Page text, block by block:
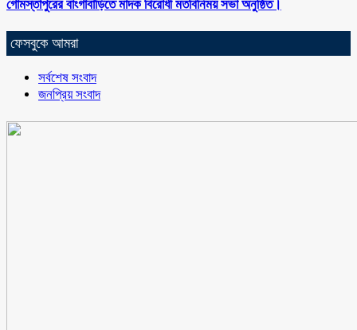
গোমস্তাপুরের বাংগাবাড়িতে মাদক বিরোধী মতবিনিময় সভা অনুষ্ঠিত।
ফেসবুকে আমরা
সর্বশেষ সংবাদ
জনপ্রিয় সংবাদ